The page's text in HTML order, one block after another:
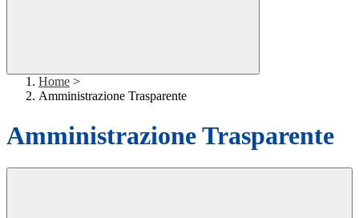
Home >
Amministrazione Trasparente
Amministrazione Trasparente